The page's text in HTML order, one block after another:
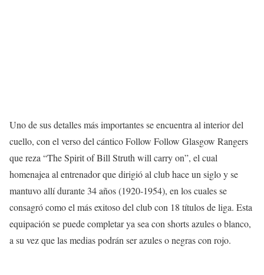
Uno de sus detalles más importantes se encuentra al interior del
cuello, con el verso del cántico Follow Follow Glasgow Rangers
que reza “The Spirit of Bill Struth will carry on”, el cual
homenajea al entrenador que dirigió al club hace un siglo y se
mantuvo allí durante 34 años (1920-1954), en los cuales se
consagró como el más exitoso del club con 18 títulos de liga. Esta
equipación se puede completar ya sea con shorts azules o blanco,
a su vez que las medias podrán ser azules o negras con rojo.